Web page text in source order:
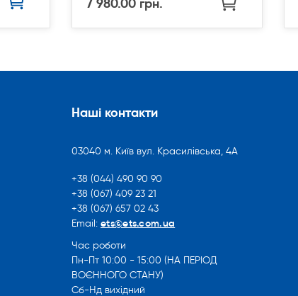
Наші контакти
03040 м. Київ вул. Красилівська, 4А
+38 (044) 490 90 90
+38 (067) 409 23 21
+38 (067) 657 02 43
Email: ets@ets.com.ua
Час роботи
Пн-Пт 10:00 - 15:00 (НА ПЕРІОД
ВОЄННОГО СТАНУ)
Сб-Нд вихідний